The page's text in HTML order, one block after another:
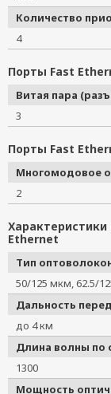
Количество
4
Порты Fast
Витая пара
3
Порты Fast
Многомодовое
2
Ethernet
Тип
50/125 мкм, 62.5/
Дальность
до 4 км
Длина волны по
1300
Мощность